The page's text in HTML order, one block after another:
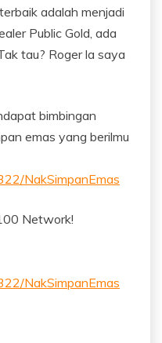
adalah menjadi
Public Gold, ada
tau? Roger la saya
bimbingan
emas yang berilmu
NakSimpanEmas
Network!
NakSimpanEmas